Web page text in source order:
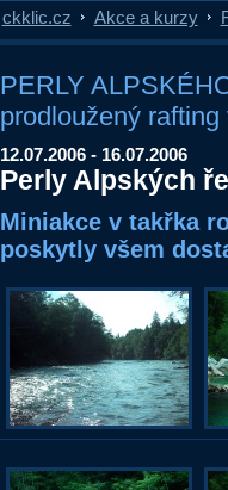
ckklic.cz Akce a kurzy»
PERLY
prodloužený
12.07.2006 - 16.07.2006
Perly Alpských
Miniakce v takřka
poskytly všem